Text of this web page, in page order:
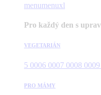
menumenuxl
Pro každý den s
VEGETARIÁN
5 0006 0007 0008 000
PRO MÁMY